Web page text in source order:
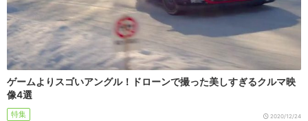
ゲームよりスゴいアングル！ドローンで撮った美しすぎるクルマ映
像4選
特集 2020/12/24